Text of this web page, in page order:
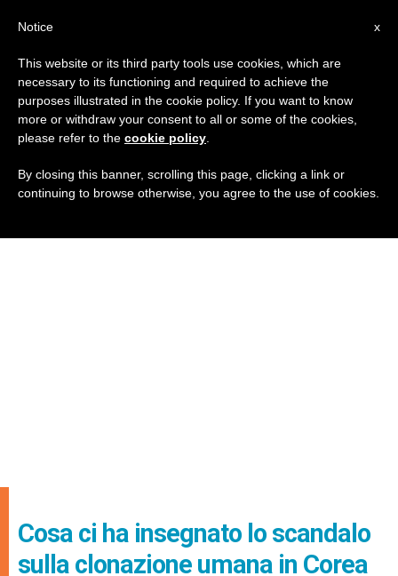
Cosa ci ha insegnato lo scandalo
sulla clonazione umana in Corea
x
Notice
This website or its third party tools use cookies, which are
necessary to its functioning and required to achieve the
purposes illustrated in the cookie policy. If you want to know
more or withdraw your consent to all or some of the cookies,
please refer to the cookie policy
By closing this banner, scrolling this page, clicking a link or
continuing to browse otherwise, you agree to the use of cookies.